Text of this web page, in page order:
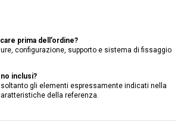
prima dell’ordine?
configurazione, supporto e sistema di fissaggio
inclusi?
gli elementi espressamente indicati nella
della referenza.